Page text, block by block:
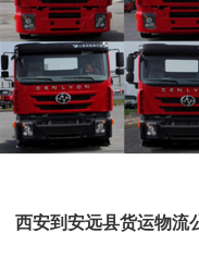
西安到安远县货运物流